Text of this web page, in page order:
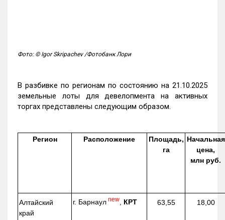
Фото: © Igor Skripachev /Фотобанк Лори
В разбивке по регионам по состоянию на 21.10.2025
земельные лоты для девелопмента на активных
торгах представлены следующим образом.
Регион Расположение
Площадь,
га
Начальная
цена,
млн руб.
Алтайский
край
г. Барнаул new, КРТ 63,55 18,00